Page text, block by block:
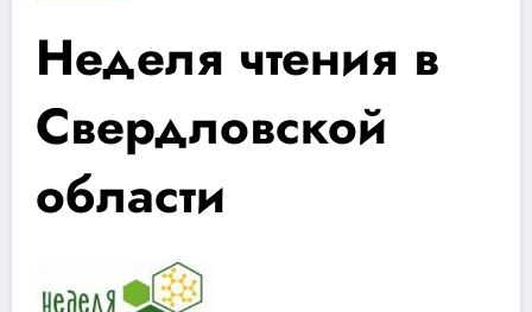
Неделя чтения в
Свердловской
области